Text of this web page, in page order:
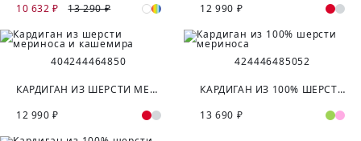
10 632 ₽
13 290 ₽
12 990 ₽
404244464850
КАРДИГАН ИЗ ШЕРСТИ МЕРИНОСА И КАШЕМИРА
12 990 ₽
424446485052
КАРДИГАН ИЗ 100% ШЕРСТИ МЕРИНОСА
13 690 ₽